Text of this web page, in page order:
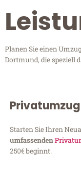
Planen Sie einen
Dortmund, die speziell
Privatumzug
Starten Sie Ihren
umfassenden
250€ beginnt.